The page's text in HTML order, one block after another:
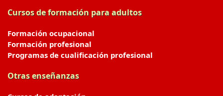
Cursos de formación para adultos
Formación ocupacional
Formación profesional
Programas de cualificación profesional
Otras enseñanzas